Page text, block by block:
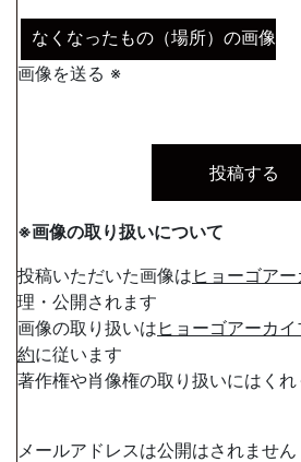
なくなったもの（場所）の画像
画像を送る ※
※画像の取り扱いについて
投稿いただいた画像は ヒョーゴア
理・公開されます
画像の取り扱いは ヒョーゴアーカ
約に従います
著作権や肖像権の取り扱いにはく
メールアドレスは公開はされません